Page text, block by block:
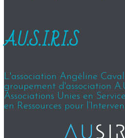
A.U.S.I.R.I.S
L'association Angéline
groupement d'association
Associations Unies en
en Ressources pour